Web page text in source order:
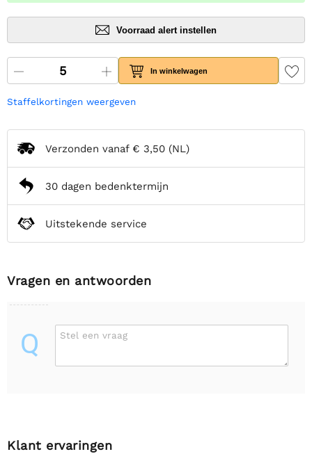
Voorraad alert instellen
In winkelwagen
Staffelkortingen weergeven
Verzonden vanaf € 3,50 (NL)
30 dagen bedenktermijn
Uitstekende service
Vragen en antwoorden
Q Stel een vraag
Klant ervaringen